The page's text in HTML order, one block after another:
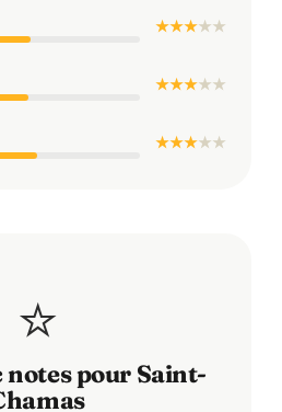
★ ★ ★★★
★ ★ ★★★
★ ★ ★★★
⭐
notes pour Saint-